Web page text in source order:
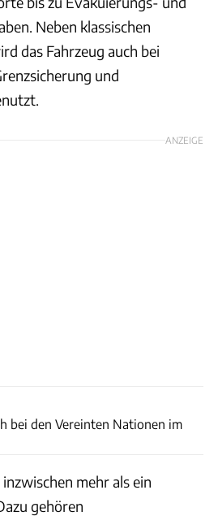
Neben klassischen
das Fahrzeug auch bei
und
ANZEIGE
bei den Vereinten Nationen im
mehr als ein
gehören